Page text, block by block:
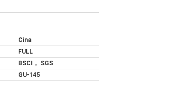
Cina
FULL
BSCI， SGS
GU-145